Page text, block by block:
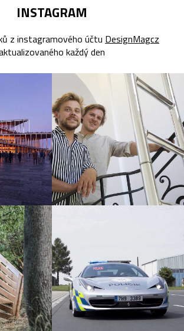
INSTAGRAM
z instagramového účtu DesignMagcz
každý den